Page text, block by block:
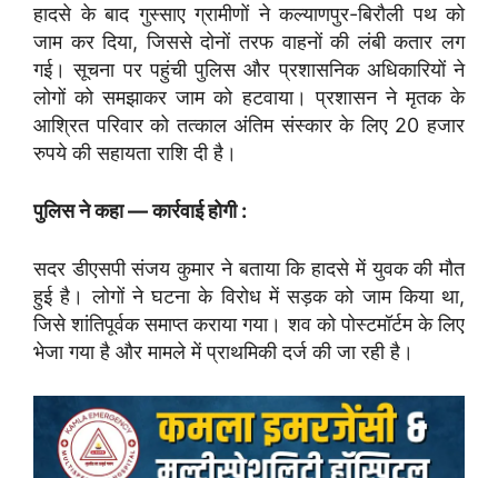
हादसे के बाद गुस्साए ग्रामीणों ने कल्याणपुर-बिरौली पथ को
जाम कर दिया, जिससे दोनों तरफ वाहनों की लंबी कतार लग
गई। सूचना पर पहुंची पुलिस और प्रशासनिक अधिकारियों ने
लोगों को समझाकर जाम को हटवाया। प्रशासन ने मृतक के
आश्रित परिवार को तत्काल अंतिम संस्कार के लिए 20 हजार
रुपये की सहायता राशि दी है।
पुलिस ने कहा — कार्रवाई होगी :
सदर डीएसपी संजय कुमार ने बताया कि हादसे में युवक की मौत
हुई है। लोगों ने घटना के विरोध में सड़क को जाम किया था,
जिसे शांतिपूर्वक समाप्त कराया गया। शव को पोस्टमॉर्टम के लिए
भेजा गया है और मामले में प्राथमिकी दर्ज की जा रही है।